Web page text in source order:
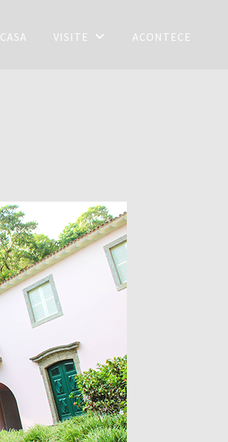
CASA VISITE ACONTECE